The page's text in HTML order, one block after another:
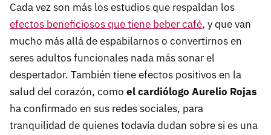
Cada vez son más los estudios que respaldan los
efectos beneficiosos que tiene beber café, y que van
mucho más allá de espabilarnos o convertirnos en
seres adultos funcionales nada más sonar el
despertador. También tiene efectos positivos en la
salud del corazón, como el cardiólogo Aurelio Rojas
ha confirmado en sus redes sociales, para
tranquilidad de quienes todavía dudan sobre si es una